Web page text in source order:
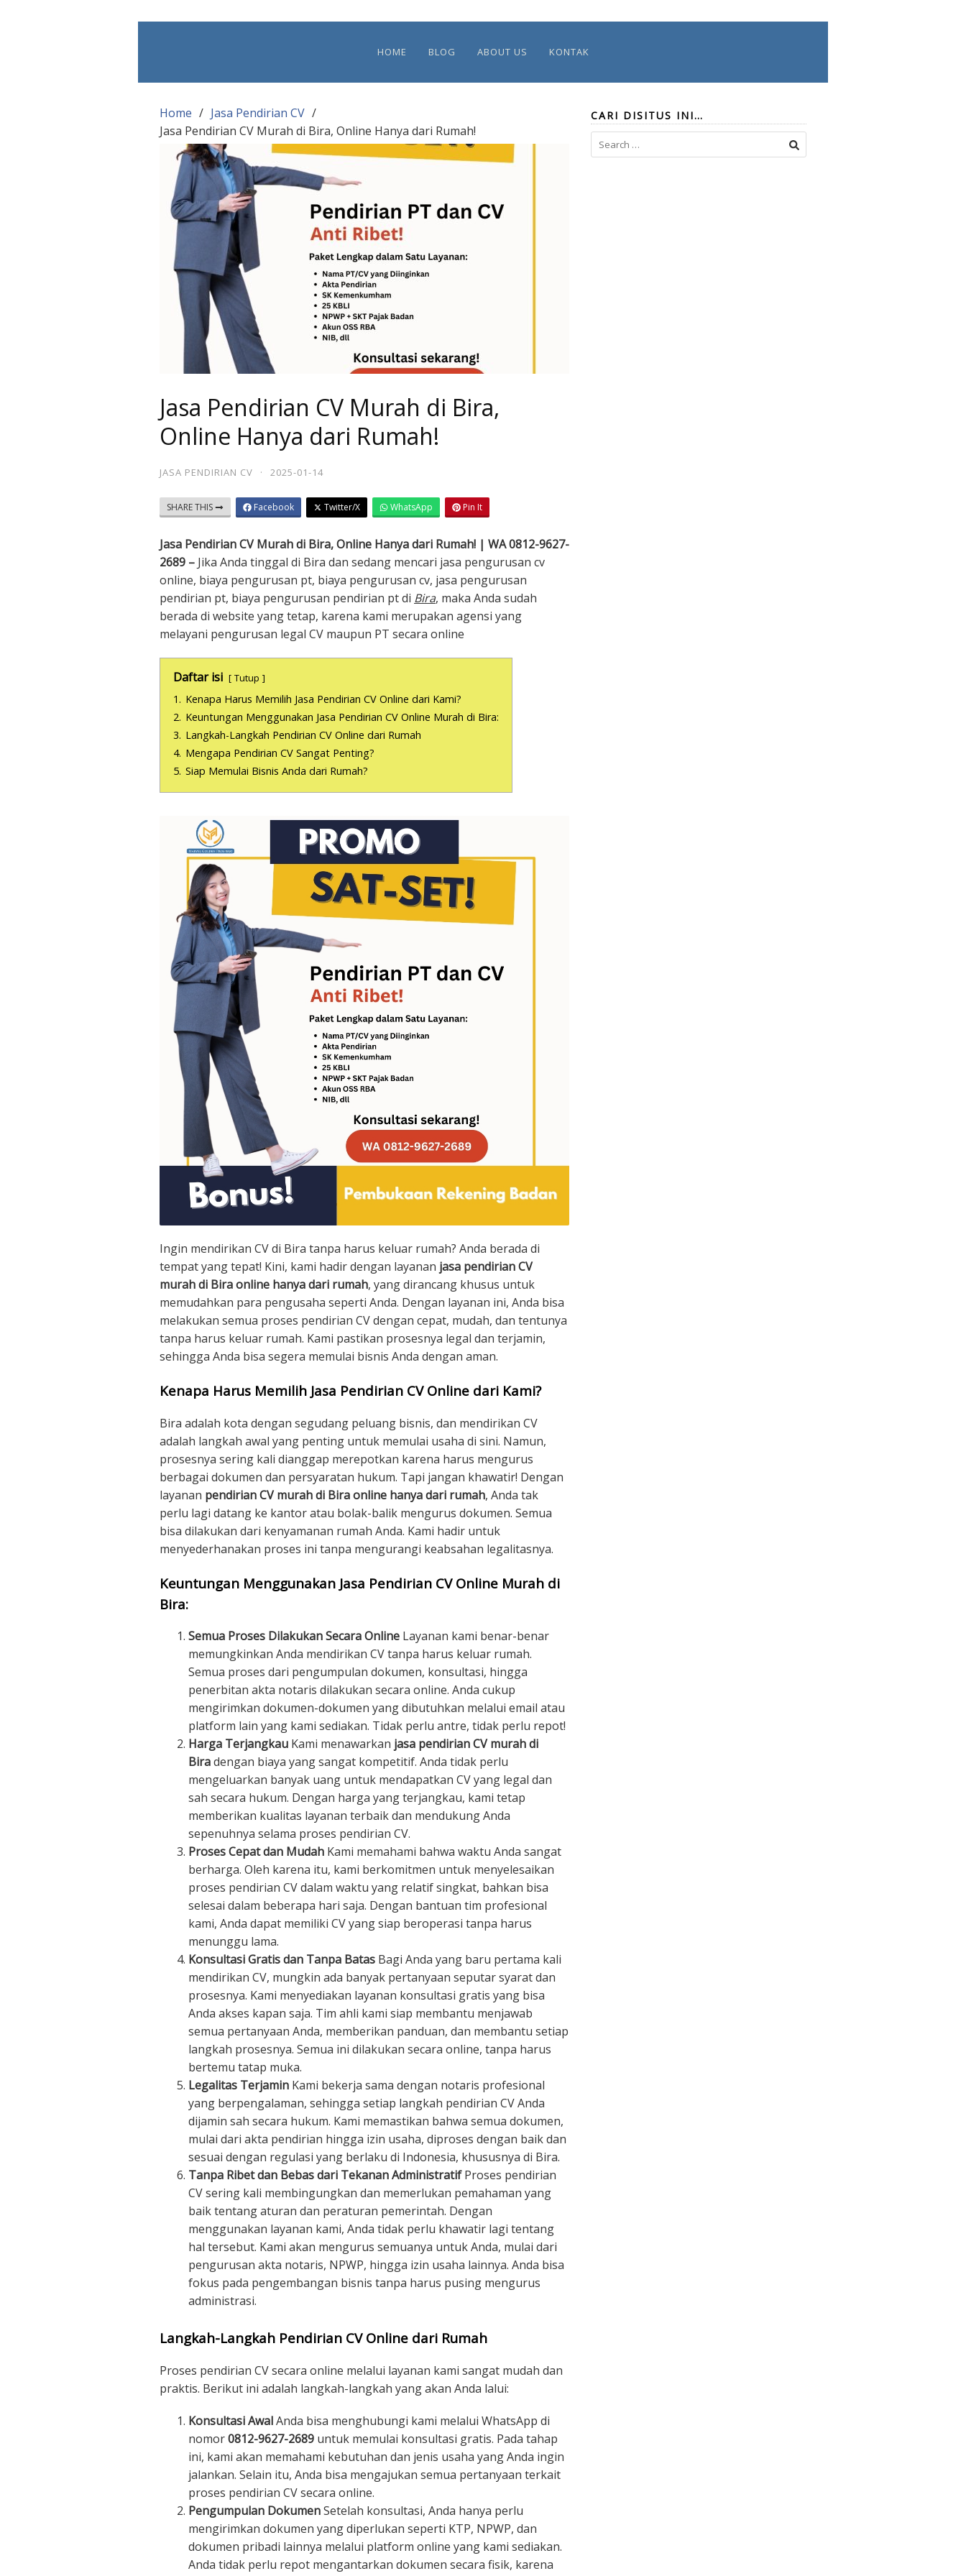
HOME BLOG ABOUT US KONTAK
Home
Jasa Pendirian CV
Jasa Pendirian CV Murah di Bira, Online Hanya dari Rumah!
Jasa Pendirian CV Murah di Bira,
Online Hanya dari Rumah!
JASA PENDIRIAN CV · 2025-01-14
SHARE THIS Facebook Twitter/X WhatsApp Pin It
Jasa Pendirian CV Murah di Bira, Online Hanya dari Rumah! | WA 0812-9627-
2689 – Jika Anda tinggal di Bira dan sedang mencari jasa pengurusan cv
online, biaya pengurusan pt, biaya pengurusan cv, jasa pengurusan
pendirian pt, biaya pengurusan pendirian pt di Bira, maka Anda sudah
berada di website yang tetap, karena kami merupakan agensi yang
melayani pengurusan legal CV maupun PT secara online
Daftar isi Tutup
1. Kenapa Harus Memilih Jasa Pendirian CV Online dari Kami?
2. Keuntungan Menggunakan Jasa Pendirian CV Online Murah di Bira:
3. Langkah-Langkah Pendirian CV Online dari Rumah
4. Mengapa Pendirian CV Sangat Penting?
5. Siap Memulai Bisnis Anda dari Rumah?
Ingin mendirikan CV di Bira tanpa harus keluar rumah? Anda berada di
tempat yang tepat! Kini, kami hadir dengan layanan jasa pendirian CV
murah di Bira online hanya dari rumah, yang dirancang khusus untuk
memudahkan para pengusaha seperti Anda. Dengan layanan ini, Anda bisa
melakukan semua proses pendirian CV dengan cepat, mudah, dan tentunya
tanpa harus keluar rumah. Kami pastikan prosesnya legal dan terjamin,
sehingga Anda bisa segera memulai bisnis Anda dengan aman.
Kenapa Harus Memilih Jasa Pendirian CV Online dari Kami?
Bira adalah kota dengan segudang peluang bisnis, dan mendirikan CV
adalah langkah awal yang penting untuk memulai usaha di sini. Namun,
prosesnya sering kali dianggap merepotkan karena harus mengurus
berbagai dokumen dan persyaratan hukum. Tapi jangan khawatir! Dengan
layanan pendirian CV murah di Bira online hanya dari rumah, Anda tak
perlu lagi datang ke kantor atau bolak-balik mengurus dokumen. Semua
bisa dilakukan dari kenyamanan rumah Anda. Kami hadir untuk
menyederhanakan proses ini tanpa mengurangi keabsahan legalitasnya.
Keuntungan Menggunakan Jasa Pendirian CV Online Murah di
Bira:
Semua Proses Dilakukan Secara Online Layanan kami benar-benar
memungkinkan Anda mendirikan CV tanpa harus keluar rumah.
Semua proses dari pengumpulan dokumen, konsultasi, hingga
penerbitan akta notaris dilakukan secara online. Anda cukup
mengirimkan dokumen-dokumen yang dibutuhkan melalui email atau
platform lain yang kami sediakan. Tidak perlu antre, tidak perlu repot!
Harga Terjangkau Kami menawarkan jasa pendirian CV murah di
Biradengan biaya yang sangat kompetitif. Anda tidak perlu
mengeluarkan banyak uang untuk mendapatkan CV yang legal dan
sah secara hukum. Dengan harga yang terjangkau, kami tetap
memberikan kualitas layanan terbaik dan mendukung Anda
sepenuhnya selama proses pendirian CV.
Proses Cepat dan Mudah Kami memahami bahwa waktu Anda sangat
berharga. Oleh karena itu, kami berkomitmen untuk menyelesaikan
proses pendirian CV dalam waktu yang relatif singkat, bahkan bisa
selesai dalam beberapa hari saja. Dengan bantuan tim profesional
kami, Anda dapat memiliki CV yang siap beroperasi tanpa harus
menunggu lama.
Konsultasi Gratis dan Tanpa Batas Bagi Anda yang baru pertama kali
mendirikan CV, mungkin ada banyak pertanyaan seputar syarat dan
prosesnya. Kami menyediakan layanan konsultasi gratis yang bisa
Anda akses kapan saja. Tim ahli kami siap membantu menjawab
semua pertanyaan Anda, memberikan panduan, dan membantu setiap
langkah prosesnya. Semua ini dilakukan secara online, tanpa harus
bertemu tatap muka.
Legalitas Terjamin Kami bekerja sama dengan notaris profesional
yang berpengalaman, sehingga setiap langkah pendirian CV Anda
dijamin sah secara hukum. Kami memastikan bahwa semua dokumen,
mulai dari akta pendirian hingga izin usaha, diproses dengan baik dan
sesuai dengan regulasi yang berlaku di Indonesia, khususnya di Bira.
Tanpa Ribet dan Bebas dari Tekanan AdministratifProses pendirian
CV sering kali membingungkan dan memerlukan pemahaman yang
baik tentang aturan dan peraturan pemerintah. Dengan
menggunakan layanan kami, Anda tidak perlu khawatir lagi tentang
hal tersebut. Kami akan mengurus semuanya untuk Anda, mulai dari
pengurusan akta notaris, NPWP, hingga izin usaha lainnya. Anda bisa
fokus pada pengembangan bisnis tanpa harus pusing mengurus
administrasi.
Langkah-Langkah Pendirian CV Online dari Rumah
Proses pendirian CV secara online melalui layanan kami sangat mudah dan
praktis. Berikut ini adalah langkah-langkah yang akan Anda lalui:
Konsultasi AwalAnda bisa menghubungi kami melalui WhatsApp di
nomor0812-9627-2689 untuk memulai konsultasi gratis. Pada tahap
ini, kami akan memahami kebutuhan dan jenis usaha yang Anda ingin
jalankan. Selain itu, Anda bisa mengajukan semua pertanyaan terkait
proses pendirian CV secara online.
Pengumpulan DokumenSetelah konsultasi, Anda hanya perlu
mengirimkan dokumen yang diperlukan seperti KTP, NPWP, dan
dokumen pribadi lainnya melalui platform online yang kami sediakan.
Anda tidak perlu repot mengantarkan dokumen secara fisik, karena
CARI DISITUS INI…
Search
for: